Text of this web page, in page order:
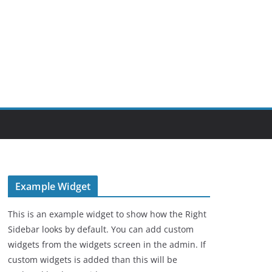
Example Widget
This is an example widget to show how the Right
Sidebar looks by default. You can add custom
widgets from the widgets screen in the admin. If
custom widgets is added than this will be